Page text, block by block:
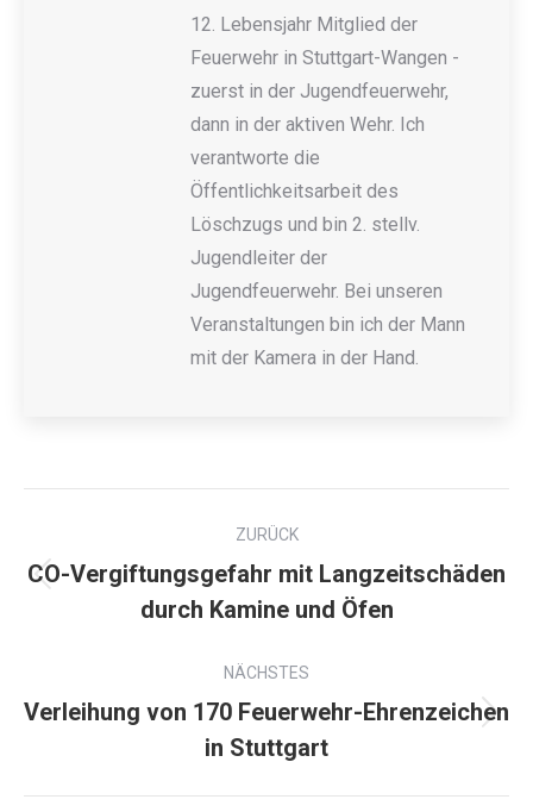
12. Lebensjahr Mitglied der
Feuerwehr in Stuttgart-Wangen -
zuerst in der Jugendfeuerwehr,
dann in der aktiven Wehr. Ich
verantworte die
Öffentlichkeitsarbeit des
Löschzugs und bin 2. stellv.
Jugendleiter der
Jugendfeuerwehr. Bei unseren
Veranstaltungen bin ich der Mann
mit der Kamera in der Hand.
ZURÜCK
CO-Vergiftungsgefahr mit Langzeitschäden
durch Kamine und Öfen
NÄCHSTES
Verleihung von 170 Feuerwehr-Ehrenzeichen
in Stuttgart